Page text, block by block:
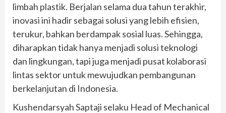
limbah plastik. Berjalan selama dua tahun terakhir,
inovasi ini hadir sebagai solusi yang lebih efisien,
terukur, bahkan berdampak sosial luas. Sehingga,
diharapkan tidak hanya menjadi solusi teknologi
dan lingkungan, tapi juga menjadi pusat kolaborasi
lintas sektor untuk mewujudkan pembangunan
berkelanjutan di Indonesia.
Kushendarsyah Saptaji selaku Head of Mechanical